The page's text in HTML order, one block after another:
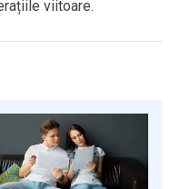
viitoare.